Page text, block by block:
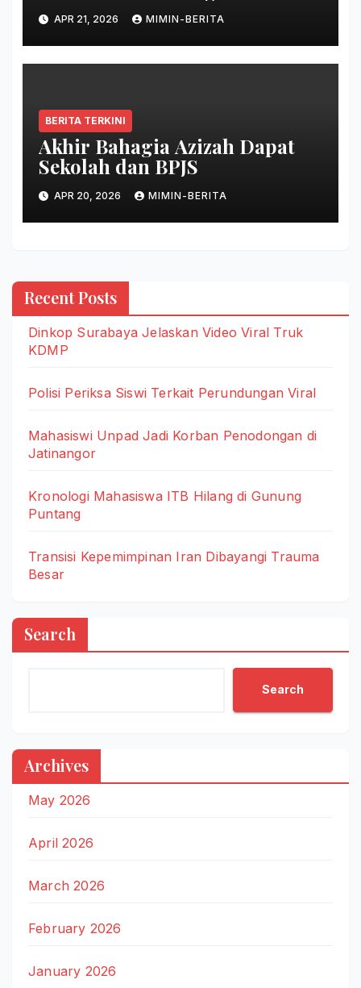
APR 21, 2026 MIMIN-BERITA
BERITA TERKINI
Akhir Bahagia Azizah Dapat
Sekolah dan BPJS
APR 20, 2026 MIMIN-BERITA
Recent Posts
Dinkop Surabaya Jelaskan Video Viral Truk
KDMP
Polisi Periksa Siswi Terkait Perundungan Viral
Mahasiswi Unpad Jadi Korban Penodongan di
Jatinangor
Kronologi Mahasiswa ITB Hilang di Gunung
Puntang
Transisi Kepemimpinan Iran Dibayangi Trauma
Besar
Search
Search
Archives
May 2026
April 2026
March 2026
February 2026
January 2026